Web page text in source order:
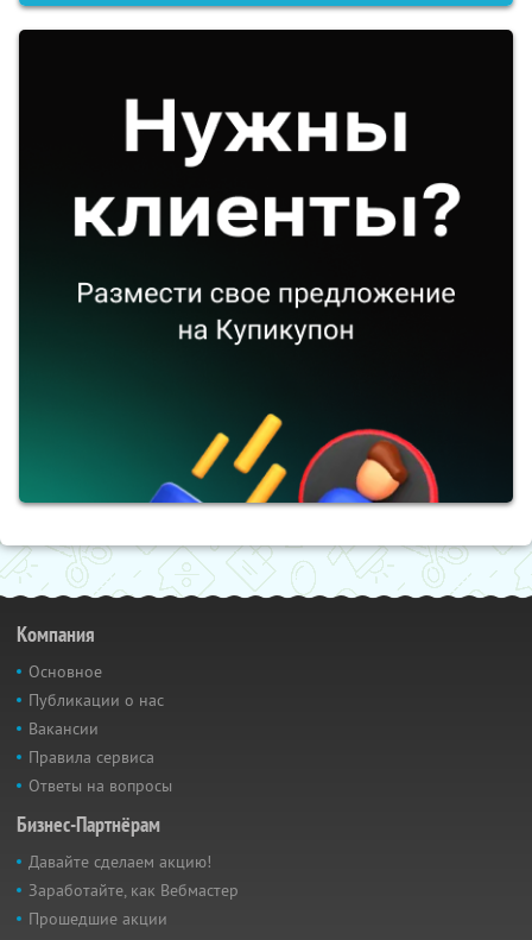
Компания
Основное
Публикации о нас
Вакансии
Правила сервиса
Ответы на вопросы
Бизнес-Партнёрам
Давайте сделаем акцию!
Заработайте, как Вебмастер
Прошедшие акции